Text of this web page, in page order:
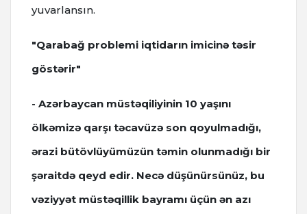
yuvarlansın.
"Qarabağ problemi iqtidarın imicinə təsir
göstərir"
- Azərbaycan müstəqiliyinin 10 yaşını
ölkəmizə qarşı təcavüzə son qoyulmadığı,
ərazi bütövlüyümüzün təmin olunmadığı bir
şəraitdə qeyd edir. Necə düşünürsünüz, bu
vəziyyət müstəqillik bayramı üçün ən azı